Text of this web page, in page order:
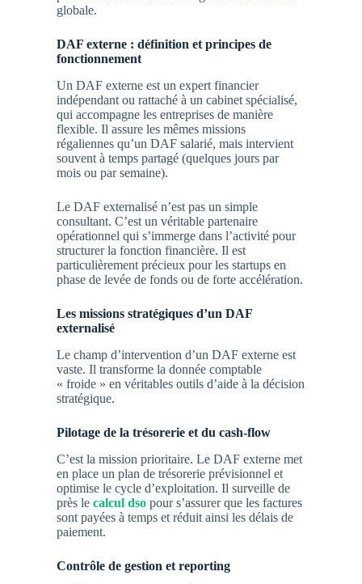
globale.
DAF externe : définition et principes de
fonctionnement
Un DAF externe est un expert financier
indépendant ou rattaché à un cabinet spécialisé,
qui accompagne les entreprises de manière
flexible. Il assure les mêmes missions
régaliennes qu’un DAF salarié, mais intervient
souvent à temps partagé (quelques jours par
mois ou par semaine).
Le DAF externalisé n’est pas un simple
consultant. C’est un véritable partenaire
opérationnel qui s’immerge dans l’activité pour
structurer la fonction financière. Il est
particulièrement précieux pour les startups en
phase de levée de fonds ou de forte accélération.
Les missions stratégiques d’un DAF
externalisé
Le champ d’intervention d’un DAF externe est
vaste. Il transforme la donnée comptable
« froide » en véritables outils d’aide à la décision
stratégique.
Pilotage de la trésorerie et du cash-flow
C’est la mission prioritaire. Le DAF externe met
en place un plan de trésorerie prévisionnel et
optimise le cycle d’exploitation. Il surveille de
près le calcul dso pour s’assurer que les factures
sont payées à temps et réduit ainsi les délais de
paiement.
Contrôle de gestion et reporting